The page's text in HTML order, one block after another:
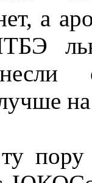
а
лучше